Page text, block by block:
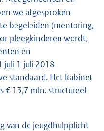
we afgesproken
begeleiden (mentoring,
pleegkinderen wordt,
en
juli 1 juli 2018
standaard. Het kabinet
€ 13,7 mln. structureel
van de jeugdhulpplicht